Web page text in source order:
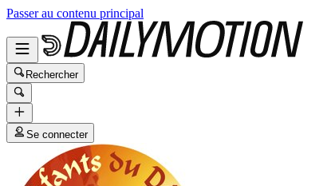
Passer au contenu principal
Rechercher
Se connecter